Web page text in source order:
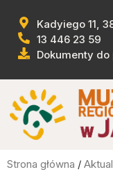
Kadyiego 11,
13 446 23 59
Dokumenty do
Strona główna /